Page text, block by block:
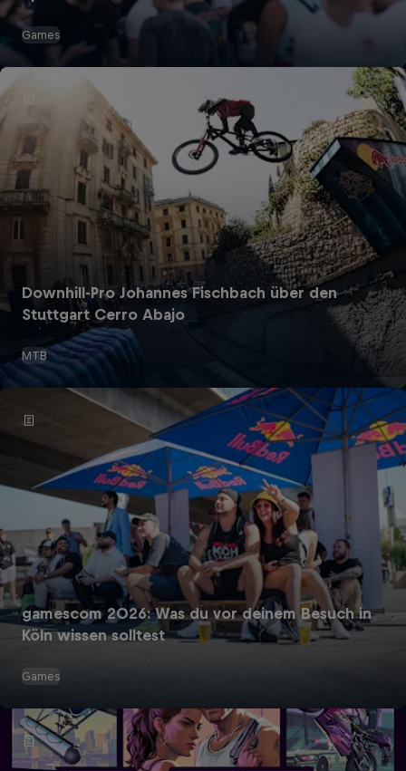
Games
Downhill-Pro Johannes Fischbach über den
Stuttgart Cerro Abajo
MTB
gamescom 2026: Was du vor deinem Besuch in
Köln wissen solltest
Games